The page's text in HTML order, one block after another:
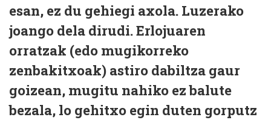
esan, ez du gehiegi axola. Luzerako
joango dela dirudi. Erlojuaren
orratzak (edo mugikorreko
zenbakitxoak) astiro dabiltza gaur
goizean, mugitu nahiko ez balute
bezala, lo gehitxo egin duten gorputz